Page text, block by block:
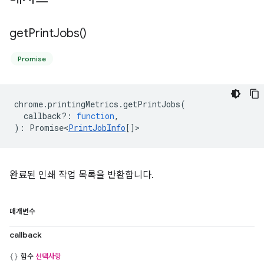
getPrintJobs()
Promise
chrome.printingMetrics .getPrintJobs(
callback? : function,
) : Promise<PrintJobInfo[] >
완료된 인쇄 작업 목록을 반환합니다.
매개변수
callback
함수 선택사항